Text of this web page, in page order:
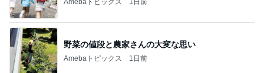
野菜の値段と農家さんの大変な思い
Amebaトピックス 1日前